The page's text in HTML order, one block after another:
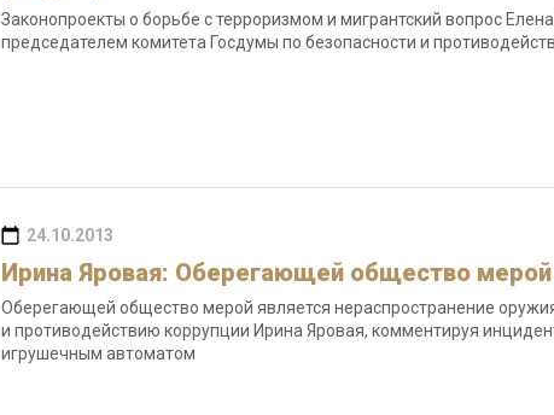
Законопроекты о борьбе с терроризмом и мигрантский вопрос
председателем комитета Госдумы по безопасности и
24.10.2013
Ирина Яровая: Оберегающей общество мерой
Оберегающей общество мерой является нераспространение
и противодействию коррупции Ирина Яровая, комментируя
игрушечным автоматом